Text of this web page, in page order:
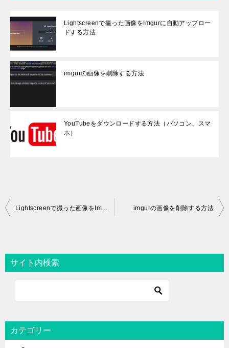
Lightscreenで撮った画像をImgurに自動アップロー
ドする方法
imgurの画像を削除する方法
YouTubeをダウンロードする方法（パソコン、スマ
ホ）
投
ビ
ゲ
ョ
ン
imgurの画像を削除する方法
サイト内検索
カテゴリー